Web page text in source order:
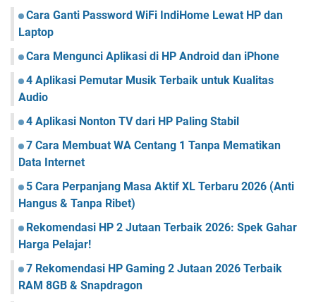
Cara Ganti Password WiFi IndiHome Lewat HP dan
Laptop
Cara Mengunci Aplikasi di HP Android dan iPhone
4 Aplikasi Pemutar Musik Terbaik untuk Kualitas
Audio
4 Aplikasi Nonton TV dari HP Paling Stabil
7 Cara Membuat WA Centang 1 Tanpa Mematikan
Data Internet
5 Cara Perpanjang Masa Aktif XL Terbaru 2026 (Anti
Hangus & Tanpa Ribet)
Rekomendasi HP 2 Jutaan Terbaik 2026: Spek Gahar
Harga Pelajar!
7 Rekomendasi HP Gaming 2 Jutaan 2026 Terbaik
RAM 8GB & Snapdragon